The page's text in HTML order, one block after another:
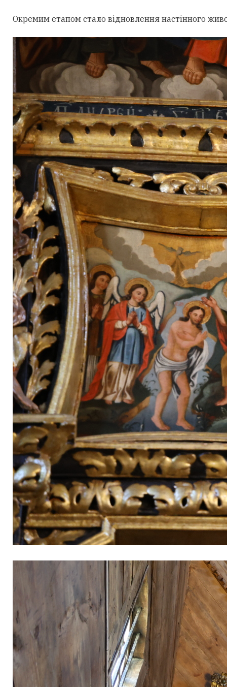
Окремим етапом стало відновлення настінного